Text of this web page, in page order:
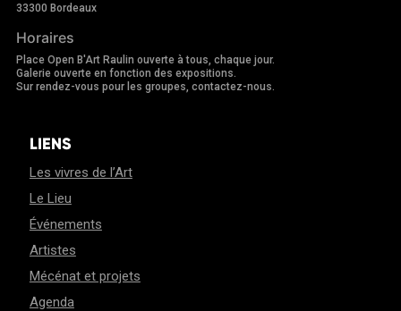
33300 Bordeaux
Horaires
Place Open B'Art Raulin ouverte à tous, chaque jour.
Galerie ouverte en fonction des expositions.
Sur rendez-vous pour les groupes, contactez-nous.
LIENS
Les vivres de l’Art
Le Lieu
Événements
Artistes
Mécénat et projets
Agenda